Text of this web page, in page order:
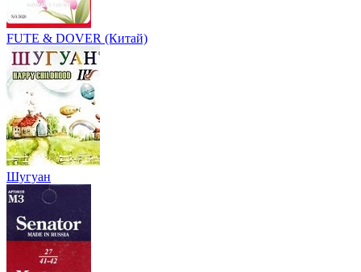
FUTE & DOVER (Китай)
Шугуан